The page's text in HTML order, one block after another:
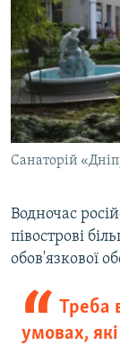
Санаторій
Водночас
півострові
обов'язкової
Треба
умовах,